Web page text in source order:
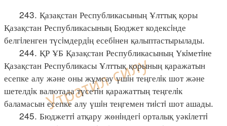
243. Қазақстан Республикасының Ұлттық қоры
Қазақстан Республикасының Бюджет кодексiнде
белгiленген түсiмдердiң есебiнен қалыптастырылады.
244. ҚР ҰБ Қазақстан Республикасының Үкiметiне
Қазақстан Республикасы Ұлттық қорының қаражатын
есепке алу және оны жұмсау үшiн теңгелiк шот және
шетелдiк валютада түсетiн қаражаттың теңгелiк
баламасын есепке алу үшiн теңгемен тиiстi шот ашады.
245. Бюджеттi атқару жөнiндегi орталық уәкiлеттi